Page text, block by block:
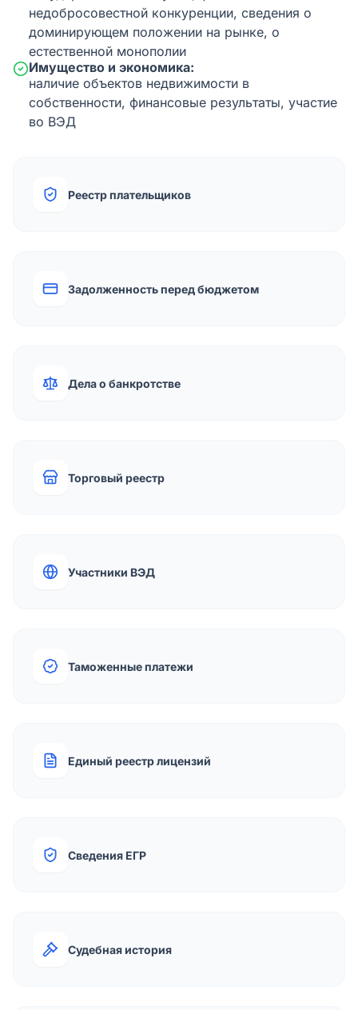
недобросовестной конкуренции, сведения о
доминирующем положении на рынке, о
естественной монополии
Имущество и экономика:
наличие объектов недвижимости в
собственности, финансовые результаты, участие
во ВЭД
Реестр плательщиков
Задолженность перед бюджетом
Дела о банкротстве
Торговый реестр
Участники ВЭД
Таможенные платежи
Единый реестр лицензий
Сведения ЕГР
Судебная история